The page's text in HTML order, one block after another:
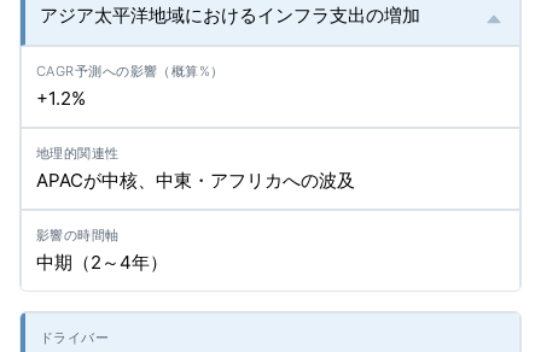
アジア太平洋地域におけるインフラ支出の増加
+1.2%
APACが中核、中東・アフリカへの波及
中期（2～4年）